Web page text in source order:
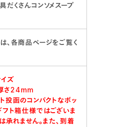
くさんコンソメスープ
、各商品ページをご覧く
ズ
さ24mm
投函のコンパクトなボッ
フト箱仕様ではございま
承れません。また、到着